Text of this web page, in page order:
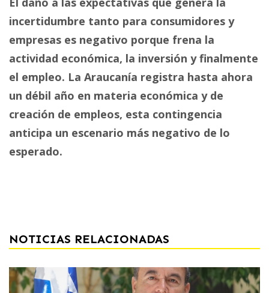
incertidumbre tanto para consumidores y
empresas es negativo porque frena la
actividad económica, la inversión y finalmente
el empleo. La Araucanía registra hasta ahora
un débil año en materia económica y de
creación de empleos, esta contingencia
anticipa un escenario más negativo de lo
esperado.
NOTICIAS RELACIONADAS